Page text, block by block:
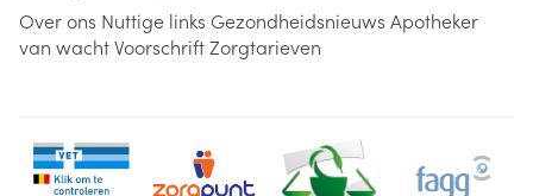
Over ons Nuttige links Gezondheidsnieuws Apotheker
van wachtVoorschriftZorgtarieven